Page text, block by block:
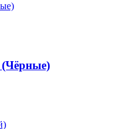
(Чёрные)